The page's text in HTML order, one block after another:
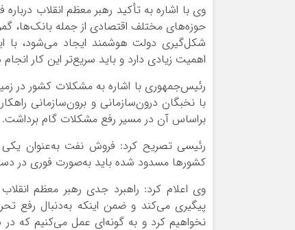
وی با اشاره به تأکید رهبر معظم انقلاب
حوزه‌های مختلف اقتصادی از جمله بانک‌ها،
شکل‌گیری دولت هوشمند ایجاد می‌شود، با
اهمیت زیادی دارد و باید سریع‌تر این کار
رئیس‌جمهوری با اشاره به مشکلات کشور در
با نخبگان درون‌سازمانی و برون‌سازمانی
براساس آن در مسیر رفع مشکلات گام برداشت.
رئیسی تصریح کرد: فروش نفت به‌عنوان یکی
کشورها مسدود شده باید به‌صورت فوری در
وی اعلام کرد: راهبرد جدی رهبر معظم
پیگیری می‌کند و ضمن اینکه به‌دنبال رفع
نخواهیم کرد و به گونه‌ای عمل می‌کنیم که